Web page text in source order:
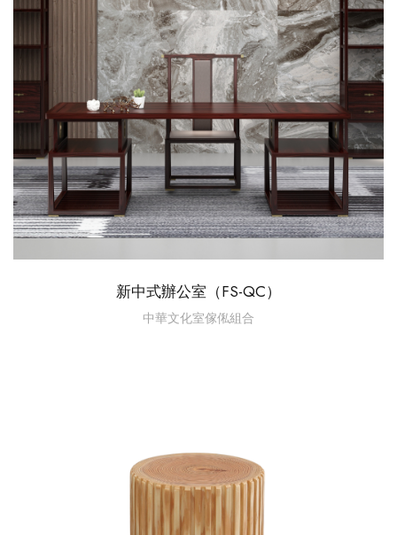
新中式辦公室（FS-QC）
中華文化室傢俬組合